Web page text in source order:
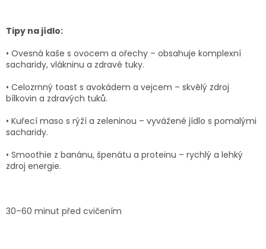
Tipy na jídlo:
• Ovesná kaše s ovocem a ořechy – obsahuje komplexní
sacharidy, vlákninu a zdravé tuky.
• Celozrnný toast s avokádem a vejcem – skvělý zdroj
bílkovin a zdravých tuků.
• Kuřecí maso s rýží a zeleninou – vyvážené jídlo s pomalými
sacharidy.
• Smoothie z banánu, špenátu a proteinu – rychlý a lehký
zdroj energie.
30–60 minut před cvičením